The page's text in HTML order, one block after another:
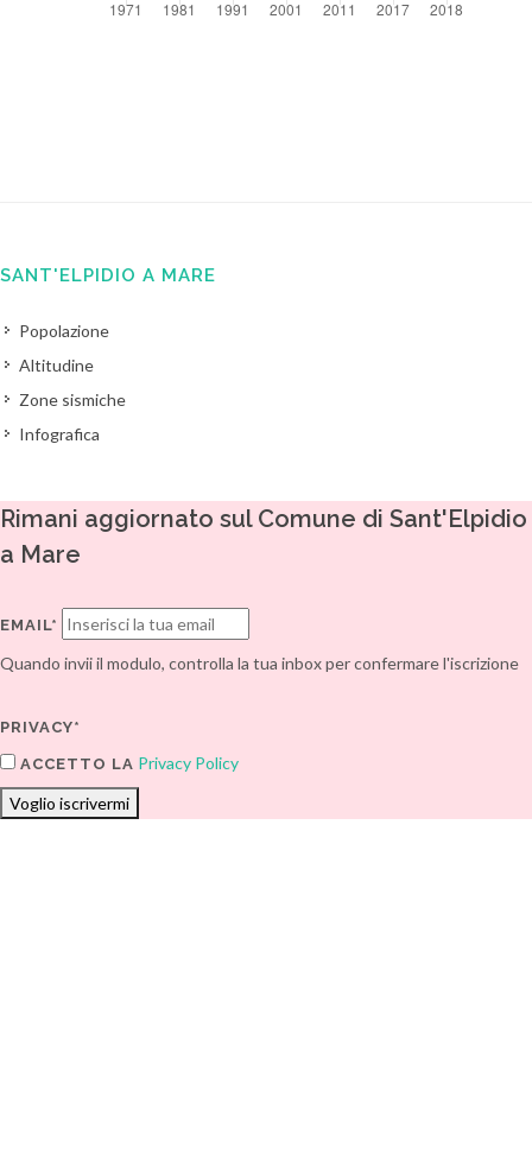
SANT'ELPIDIO A MARE
Popolazione
Altitudine
Zone sismiche
Infografica
Rimani aggiornato sul Comune di Sant'Elpidio
a Mare
EMAIL*
Quando invii il modulo, controlla la tua inbox per confermare l'iscrizione
PRIVACY*
ACCETTO LA Privacy Policy
Voglio iscrivermi